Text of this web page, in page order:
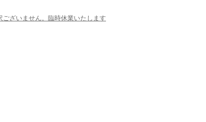
ございません。臨時休業いたします